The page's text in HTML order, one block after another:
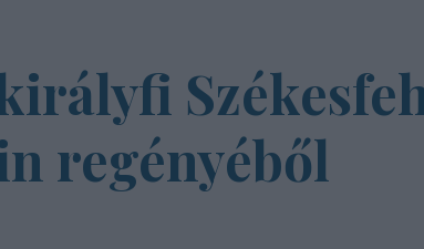
regényéből